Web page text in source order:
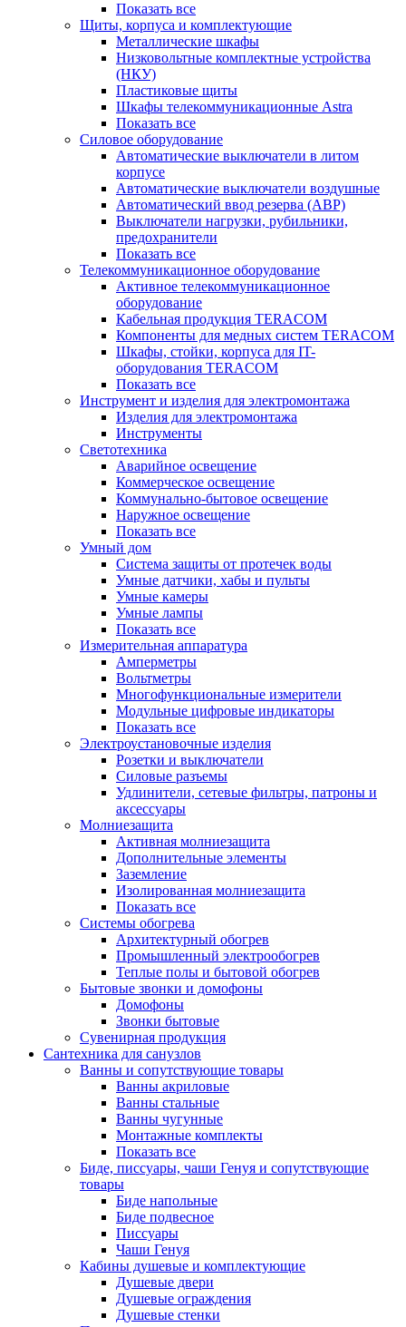
Показать все
Щиты, корпуса и комплектующие
Металлические шкафы
Низковольтные комплектные устройства
(НКУ)
Пластиковые щиты
Шкафы телекоммуникационные Astra
Показать все
Силовое оборудование
Автоматические выключатели в литом
корпусе
Автоматические выключатели воздушные
Автоматический ввод резерва (АВР)
Выключатели нагрузки, рубильники,
предохранители
Показать все
Телекоммуникационное оборудование
Активное телекоммуникационное
оборудование
Кабельная продукция TERACOM
Компоненты для медных систем TERACOM
Шкафы, стойки, корпуса для IT-
оборудования TERACOM
Показать все
Инструмент и изделия для электромонтажа
Изделия для электромонтажа
Инструменты
Светотехника
Аварийное освещение
Коммерческое освещение
Коммунально-бытовое освещение
Наружное освещение
Показать все
Умный дом
Система защиты от протечек воды
Умные датчики, хабы и пульты
Умные камеры
Умные лампы
Показать все
Измерительная аппаратура
Амперметры
Вольтметры
Многофункциональные измерители
Модульные цифровые индикаторы
Показать все
Электроустановочные изделия
Розетки и выключатели
Силовые разъемы
Удлинители, сетевые фильтры, патроны и
аксессуары
Молниезащита
Активная молниезащита
Дополнительные элементы
Заземление
Изолированная молниезащита
Показать все
Системы обогрева
Архитектурный обогрев
Промышленный электрообогрев
Теплые полы и бытовой обогрев
Бытовые звонки и домофоны
Домофоны
Звонки бытовые
Сувенирная продукция
Сантехника для санузлов
Ванны и сопутствующие товары
Ванны акриловые
Ванны стальные
Ванны чугунные
Монтажные комплекты
Показать все
Биде, писсуары, чаши Генуя и сопутствующие
товары
Биде напольные
Биде подвесное
Писсуары
Чаши Генуя
Кабины душевые и комплектующие
Душевые двери
Душевые ограждения
Душевые стенки